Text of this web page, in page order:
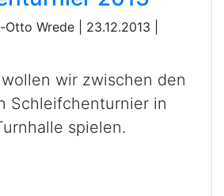
Wrede | 23.12.2013
wir zwischen den
Schleifchenturnier in
spielen.